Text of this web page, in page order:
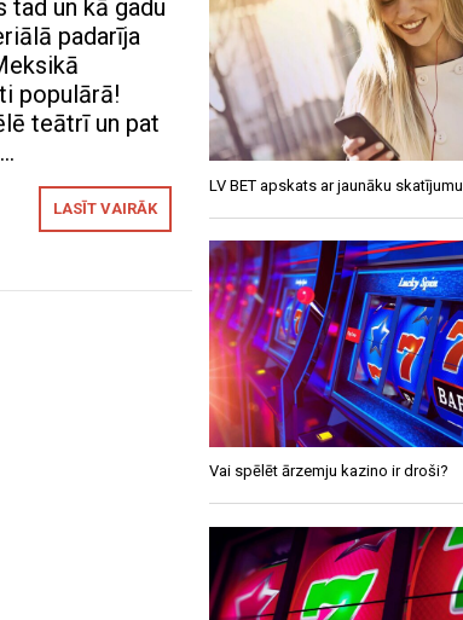
un kā gadu
padarīja
populārā!
teātrī un pat
LASĪT VAIRĀK
LV BET apskats ar jaunāku skatījumu
Vai spēlēt ārzemju kazino ir droši?